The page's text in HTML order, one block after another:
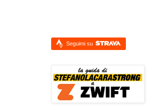
Seguimi su